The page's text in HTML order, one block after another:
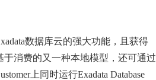
数据库云的强大功能，且获得
于消费的又一种本地模型，还可通过
上同时运行Exadata Database